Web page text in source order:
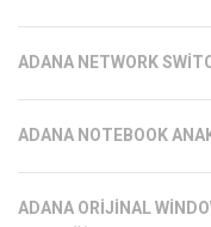
ADANA NETWORK
ADANA NOTEBOOK
ADANA ORIJINAL